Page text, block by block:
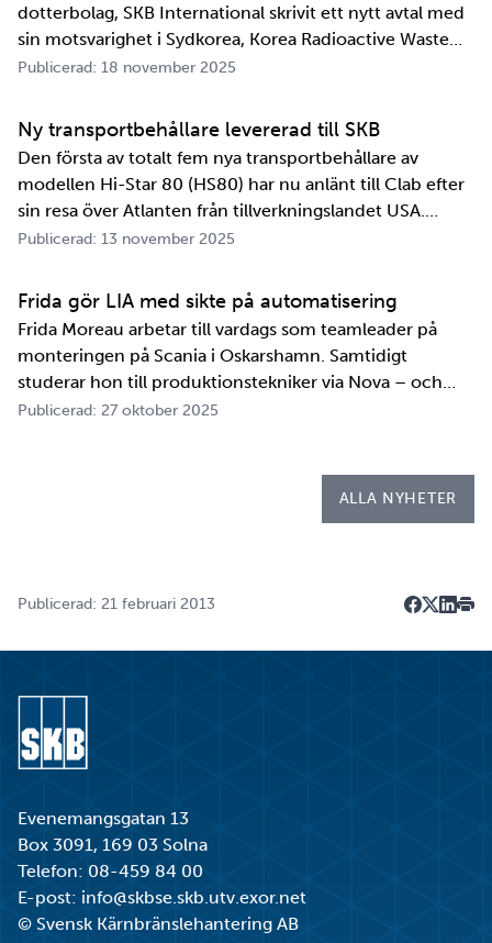
dotterbolag, SKB International skrivit ett nytt avtal med
sin motsvarighet i Sydkorea, Korea Radioactive Waste
Agency, KORAD. Avtalet, som är ett så kallat
samarbetet mellan de två organisationerna. …
Publicerad: 18 november 2025
Ny transportbehållare levererad till SKB
Den första av totalt fem nya transportbehållare av
modellen Hi-Star 80 (HS80) har nu anlänt till Clab efter
sin resa över Atlanten från tillverkningslandet USA.
Innan transportbehållaren kan bli en del av SKB:s
tester och utbildningar. Redan 2008 i…
Publicerad: 13 november 2025
Frida gör LIA med sikte på automatisering
Frida Moreau arbetar till vardags som teamleader på
monteringen på Scania i Oskarshamn. Samtidigt
studerar hon till produktionstekniker via Nova – och
under tio veckor i höst gör hon både sin praktik, även
Publicerad: 27 oktober 2025
ALLA NYHETER
Publicerad: 21 februari 2013
Evenemangsgatan 13
Box 3091, 169 03 Solna
Telefon: 08-459 84 00
E-post: info@skbse.skb.utv.exor.net
© Svensk Kärnbränslehantering AB